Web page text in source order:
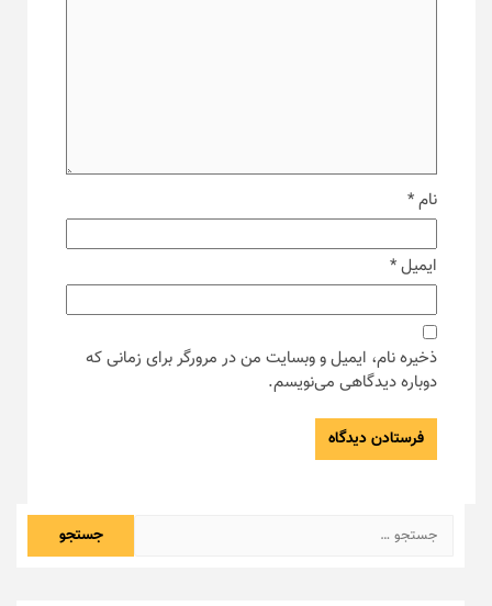
نام*
ایمیل*
ذخیره نام، ایمیل و وبسایت من در مرورگر برای زمانی که
دوباره دیدگاهی می‌نویسم.
جستجو
برای: